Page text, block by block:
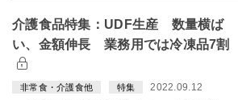
介護食品特集：UDF生産 数量横ば
い、金額伸長 業務用では冷凍品7割
非常食・介護食他 特集 2022.09.12